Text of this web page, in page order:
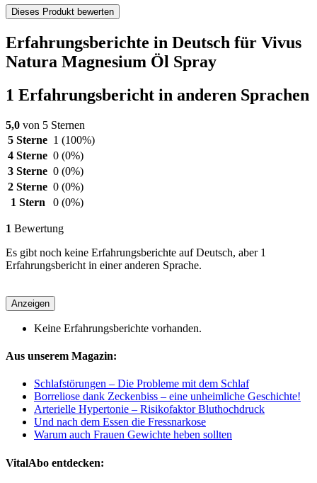
Dieses Produkt bewerten
Erfahrungsberichte in Deutsch für Vivus
Natura Magnesium Öl Spray
1 Erfahrungsbericht in anderen Sprachen
5,0 von 5 Sternen
5 Sterne 1 (100%)
4 Sterne 0 (0%)
3 Sterne 0 (0%)
2 Sterne 0 (0%)
1 Stern
0 (0%)
1 Bewertung
Es gibt noch keine Erfahrungsberichte auf Deutsch, aber 1
Erfahrungsbericht in einer anderen Sprache.
Anzeigen
Keine Erfahrungsberichte vorhanden.
Aus unserem Magazin:
Schlafstörungen – Die Probleme mit dem Schlaf
Borreliose dank Zeckenbiss – eine unheimliche Geschichte!
Arterielle Hypertonie – Risikofaktor Bluthochdruck
Und nach dem Essen die Fressnarkose
Warum auch Frauen Gewichte heben sollten
VitalAbo entdecken: